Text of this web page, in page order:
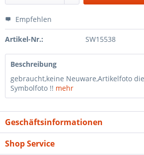
Empfehlen
Artikel-Nr.: SW15538
Beschreibung
gebraucht,keine Neuware,Artikelfoto
Symbolfoto !! mehr
Geschäftsinformationen
Shop Service